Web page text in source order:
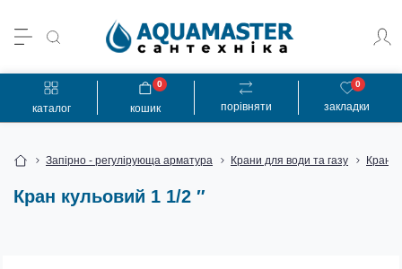
каталог порівняти закладки
0
кошик
0
Запірно - регулірующа арматура Крани для води та газу Кран
Кран кульовий 1 1/2 ″